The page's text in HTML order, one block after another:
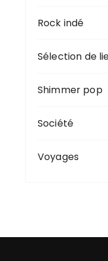
Rock indé
Sélection de
Shimmer pop
Société
Voyages